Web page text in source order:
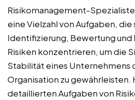
Risikomanagement-
eine Vielzahl von Aufgaben, die
Identifizierung, Bewertung und
Risiken konzentrieren, um die
Stabilität eines Unternehmens
Organisation zu gewährleisten.
detaillierten Aufgaben von